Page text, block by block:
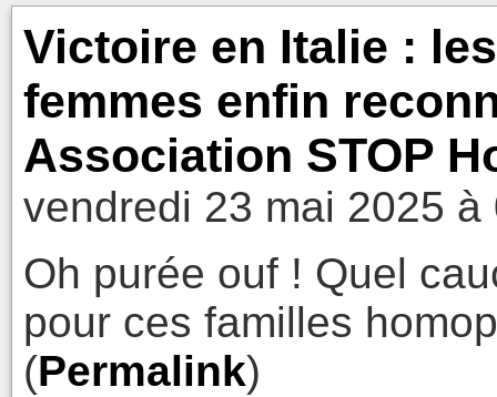
Victoire en Italie :
femmes enfin
Association STOP
vendredi 23 mai 2025 à
Oh purée ouf ! Quel
pour ces familles
(Permalink)